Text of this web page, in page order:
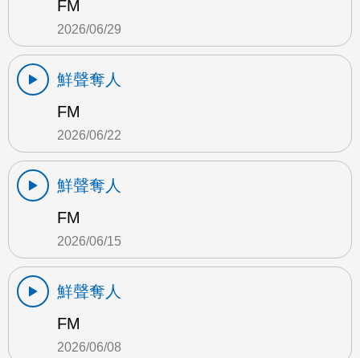
FM
2026/06/29
鮮聲奪人
FM
2026/06/22
鮮聲奪人
FM
2026/06/15
鮮聲奪人
FM
2026/06/08